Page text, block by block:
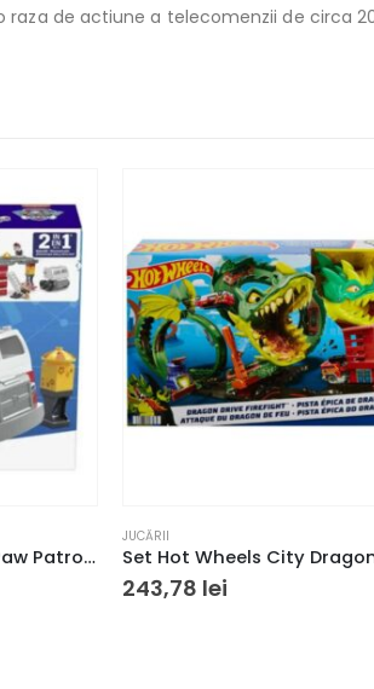
raza de actiune a telecomenzii de circa
Set de constructie Mega Paw Patrol Marshall Super Camion de Pompieri 33 piese si 2 figurine 3+ ani
JUCĂRII
243,78 lei